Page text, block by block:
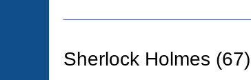
Sherlock Holmes